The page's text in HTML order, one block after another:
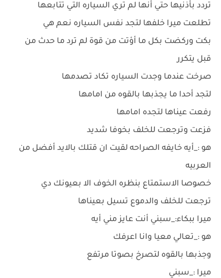
تردد بأذنيها حتي أنها لم تري السياره التي تتابعها
تطلعت ميرا خلفها لتجد نفس السياره نعم هي
بكت وركضت بكل ما أؤتت من قوة لم ترد ما حدث من
قبل يتكرر
صرخت عندما وجدت السياره تكاد تصدمها
لتجد أحدا ما يجذبها بالقوه من امامها
رفعت عيناها لتجده امامها
فزعت وترجعت للخلف بخوفا شديد
هو :_أيه خايفه الصراحه لقيت ان قتلك بالايد أفضل من
العربيه
خصوصا الاستمتاع بنظره الخوف الا بعيونك دي
ترجعت للخلف والدموع تسيل بعيناها
ميرا ببكاء:_سبني أنت عايز مني أيه
هو :_تعالي معيا وانا اعرفك
وجذبها بالقوه لتصرخ بصوتا مرتفع
ميرا :_سبني